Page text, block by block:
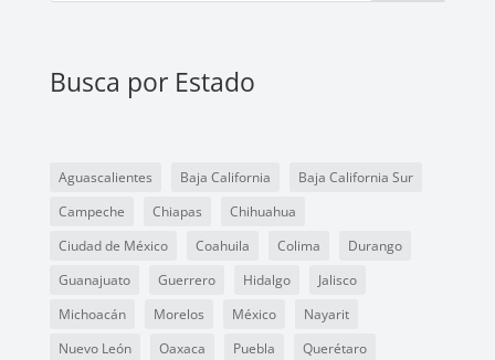
Busca por Estado
Aguascalientes Baja California
Baja California Sur
Campeche
Chiapas
Chihuahua
Ciudad de México
Coahuila Colima
Durango
Guanajuato
Guerrero Hidalgo
Jalisco
Michoacán
Morelos México
Nayarit
Nuevo León
Oaxaca Puebla
Querétaro